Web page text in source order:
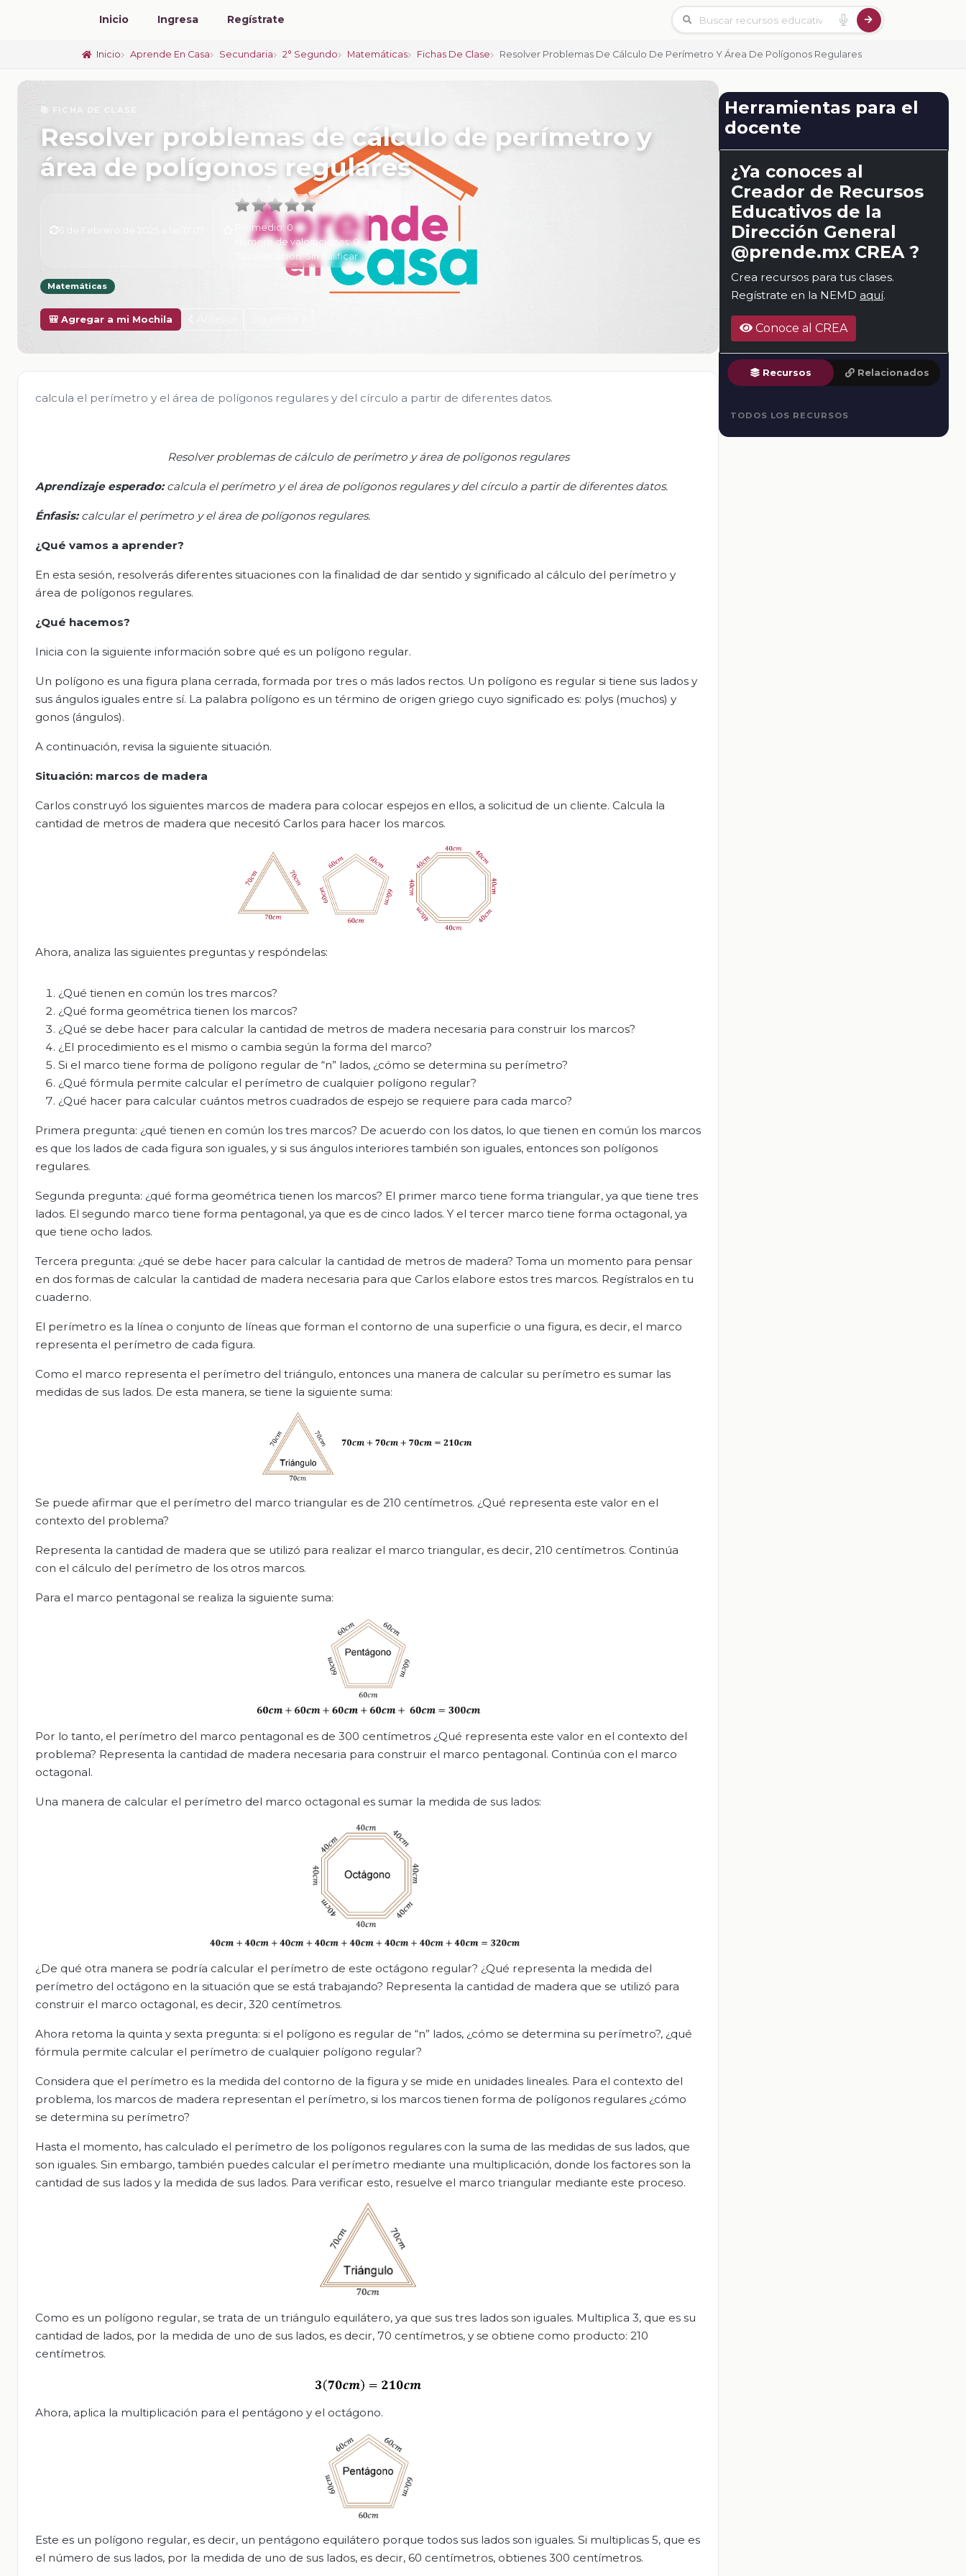
Inicio Ingresa Regístrate
Inicio Aprende En Casa Secundaria 2° Segundo Matemáticas Fichas De Clase Resolver Problemas De Cálculo De Perímetro Y Área De Polígonos Regulares
📚 FICHA DE CLASE
Resolver problemas de cálculo de perímetro y
área de polígonos regulares
Promedio: 0
Número de valoraciones:0
Tu calificación:Sin calificar
Matemáticas
🎒 Agregar a mi Mochila
calcula el perímetro y el área de polígonos regulares y del círculo a partir de diferentes datos.
Resolver problemas de cálculo de perímetro y área de polígonos regulares
Aprendizaje esperado:calcula el perímetro y el área de polígonos regulares y del círculo a partir de diferentes datos.
Énfasis:calcular el perímetro y el área de polígonos regulares.
¿Qué vamos a aprender?
En esta sesión, resolverás diferentes situaciones con la finalidad de dar sentido y significado al cálculo del perímetro y
área de polígonos regulares.
¿Qué hacemos?
Inicia con la siguiente información sobre qué es un polígono regular.
Un polígono es una figura plana cerrada, formada por tres o más lados rectos. Un polígono es regular si tiene sus lados y
sus ángulos iguales entre sí. La palabra polígono es un término de origen griego cuyo significado es: polys (muchos) y
gonos (ángulos).
A continuación, revisa la siguiente situación.
Situación: marcos de madera
Carlos construyó los siguientes marcos de madera para colocar espejos en ellos, a solicitud de un cliente. Calcula la
cantidad de metros de madera que necesitó Carlos para hacer los marcos.
Ahora, analiza las siguientes preguntas y respóndelas:
¿Qué tienen en común los tres marcos?
¿Qué forma geométrica tienen los marcos?
¿Qué se debe hacer para calcular la cantidad de metros de madera necesaria para construir los marcos?
¿El procedimiento es el mismo o cambia según la forma del marco?
Si el marco tiene forma de polígono regular de “n” lados, ¿cómo se determina su perímetro?
¿Qué fórmula permite calcular el perímetro de cualquier polígono regular?
¿Qué hacer para calcular cuántos metros cuadrados de espejo se requiere para cada marco?
Primera pregunta: ¿qué tienen en común los tres marcos? De acuerdo con los datos, lo que tienen en común los marcos
es que los lados de cada figura son iguales, y si sus ángulos interiores también son iguales, entonces son polígonos
regulares.
Segunda pregunta: ¿qué forma geométrica tienen los marcos? El primer marco tiene forma triangular, ya que tiene tres
lados. El segundo marco tiene forma pentagonal, ya que es de cinco lados. Y el tercer marco tiene forma octagonal, ya
que tiene ocho lados.
Tercera pregunta: ¿qué se debe hacer para calcular la cantidad de metros de madera? Toma un momento para pensar
en dos formas de calcular la cantidad de madera necesaria para que Carlos elabore estos tres marcos. Regístralos en tu
cuaderno.
El perímetro es la línea o conjunto de líneas que forman el contorno de una superficie o una figura, es decir, el marco
representa el perímetro de cada figura.
Como el marco representa el perímetro del triángulo, entonces una manera de calcular su perímetro es sumar las
medidas de sus lados. De esta manera, se tiene la siguiente suma:
Se puede afirmar que el perímetro del marco triangular es de 210 centímetros. ¿Qué representa este valor en el
contexto del problema?
Representa la cantidad de madera que se utilizó para realizar el marco triangular, es decir, 210 centímetros. Continúa
con el cálculo del perímetro de los otros marcos.
Para el marco pentagonal se realiza la siguiente suma:
Por lo tanto, el perímetro del marco pentagonal es de 300 centímetros ¿Qué representa este valor en el contexto del
problema? Representa la cantidad de madera necesaria para construir el marco pentagonal. Continúa con el marco
octagonal.
Una manera de calcular el perímetro del marco octagonal es sumar la medida de sus lados:
¿De qué otra manera se podría calcular el perímetro de este octágono regular? ¿Qué representa la medida del
perímetro del octágono en la situación que se está trabajando? Representa la cantidad de madera que se utilizó para
construir el marco octagonal, es decir, 320 centímetros.
Ahora retoma la quinta y sexta pregunta: si el polígono es regular de “n” lados, ¿cómo se determina su perímetro?, ¿qué
fórmula permite calcular el perímetro de cualquier polígono regular?
Considera que el perímetro es la medida del contorno de la figura y se mide en unidades lineales. Para el contexto del
problema, los marcos de madera representan el perímetro, si los marcos tienen forma de polígonos regulares ¿cómo
se determina su perímetro?
Hasta el momento, has calculado el perímetro de los polígonos regulares con la suma de las medidas de sus lados, que
son iguales. Sin embargo, también puedes calcular el perímetro mediante una multiplicación, donde los factores son la
cantidad de sus lados y la medida de sus lados. Para verificar esto, resuelve el marco triangular mediante este proceso.
Como es un polígono regular, se trata de un triángulo equilátero, ya que sus tres lados son iguales. Multiplica 3, que es su
cantidad de lados, por la medida de uno de sus lados, es decir, 70 centímetros, y se obtiene como producto: 210
centímetros.
Ahora, aplica la multiplicación para el pentágono y el octágono.
Este es un polígono regular, es decir, un pentágono equilátero porque todos sus lados son iguales. Si multiplicas 5, que es
el número de sus lados, por la medida de uno de sus lados, es decir, 60 centímetros, obtienes 300 centímetros.
Herramientas para el
docente
¿Ya conoces al
Creador de Recursos
Educativos de la
Dirección General
@prende.mx CREA ?
Crea recursos para tus clases.
Regístrate en la NEMD aquí.
Conoce al CREA
Recursos Relacionados
TODOS LOS RECURSOS